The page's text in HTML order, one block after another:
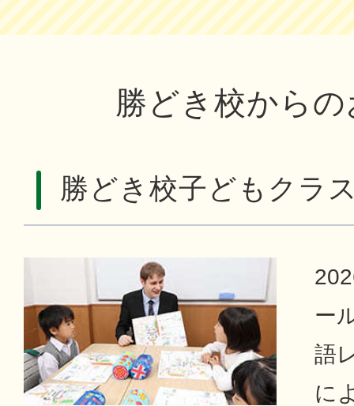
勝どき校から
勝どき校子どもクラ
ー
語
に